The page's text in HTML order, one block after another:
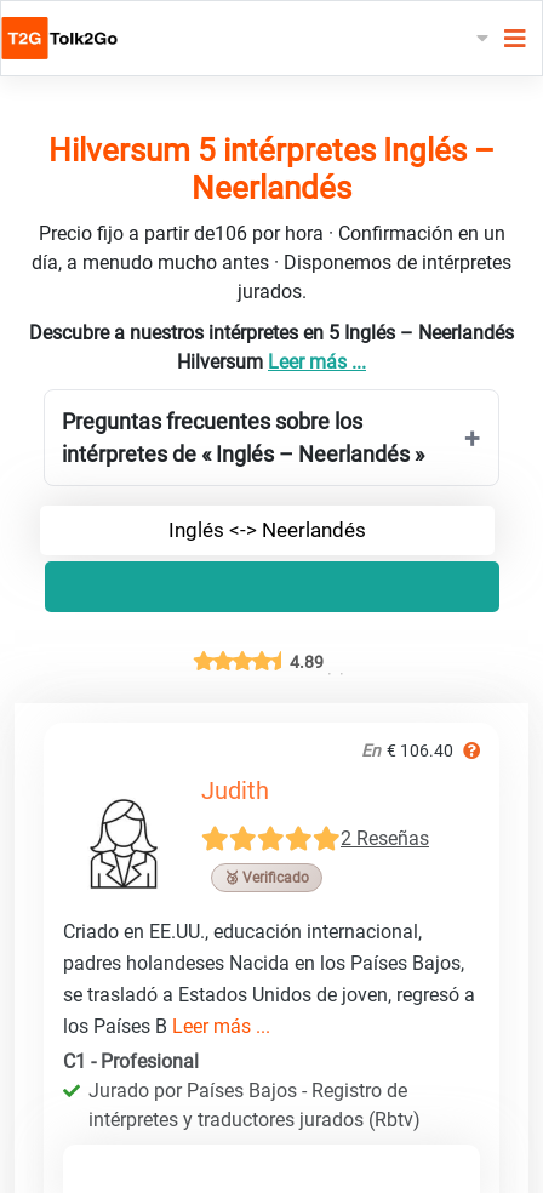
Hilversum 5 intérpretes Inglés –
Neerlandés
Precio fijo a partir de106 por hora · Confirmación en un
día, a menudo mucho antes · Disponemos de intérpretes
jurados.
Descubre a nuestros intérpretes en 5 Inglés – Neerlandés
Hilversum Leer más ...
Preguntas frecuentes sobre los
intérpretes de « Inglés – Neerlandés »
Inglés <-> Neerlandés
4.89
En € 106.40
Judith
2 Reseñas
🥉 Verificado
Criado en EE.UU., educación internacional,
padres holandeses Nacida en los Países Bajos,
se trasladó a Estados Unidos de joven, regresó a
los Países B Leer más ...
C1 - Profesional
Jurado por Países Bajos - Registro de
intérpretes y traductores jurados (Rbtv)